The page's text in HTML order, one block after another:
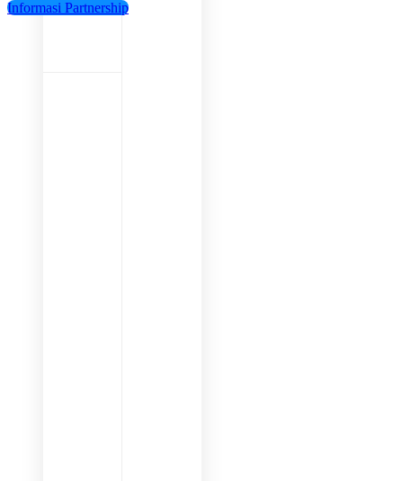
Informasi Partnership